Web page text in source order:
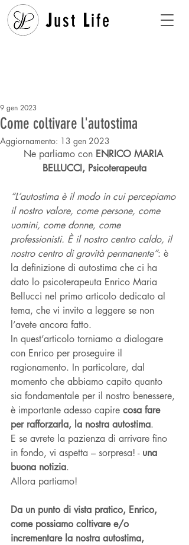
Just Life
Come coltivare l'autostima
9 gen 2023
Aggiornamento: 13 gen 2023
Ne parliamo con ENRICO MARIA
BELLUCCI, Psicoterapeuta
“L’autostima è il modo in cui percepiamo
il nostro valore, come persone, come
uomini, come donne, come
professionisti. È il nostro centro caldo, il
nostro centro di gravità permanente”: è
la definizione di autostima che ci ha
dato lo psicoterapeuta Enrico Maria
Bellucci nel primo articolo dedicato al
tema, che vi invito a leggere se non
l’avete ancora fatto.
In quest’articolo torniamo a dialogare
con Enrico per proseguire il
ragionamento. In particolare, dal
momento che abbiamo capito quanto
sia fondamentale per il nostro benessere,
è importante adesso capire cosa fare
per rafforzarla, la nostra autostima.
E se avrete la pazienza di arrivare fino
in fondo, vi aspetta – sorpresa! - una
buona notizia.
Allora partiamo!
Da un punto di vista pratico, Enrico,
come possiamo coltivare e/o
incrementare la nostra autostima,